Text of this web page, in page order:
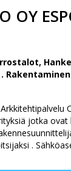
OY
jotka
.